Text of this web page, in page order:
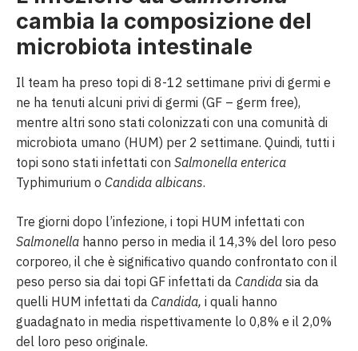
cambia la composizione del
microbiota intestinale
Il team ha preso topi di 8-12 settimane privi di germi e
ne ha tenuti alcuni privi di germi (GF – germ free),
mentre altri sono stati colonizzati con una comunità di
microbiota umano (HUM) per 2 settimane. Quindi, tutti i
topi sono stati infettati con Salmonella enterica
Typhimurium o Candida albicans.
Tre giorni dopo l’infezione, i topi HUM infettati con
Salmonella hanno perso in media il 14,3% del loro peso
corporeo, il che è significativo quando confrontato con il
peso perso sia dai topi GF infettati da Candida sia da
quelli HUM infettati da Candida, i quali hanno
guadagnato in media rispettivamente lo 0,8% e il 2,0%
del loro peso originale.